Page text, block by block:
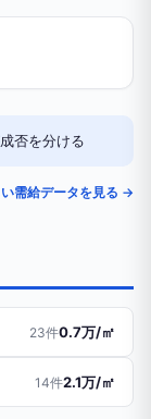
否を分ける
需給データを見る →
23件0.7万/㎡
14件2.1万/㎡